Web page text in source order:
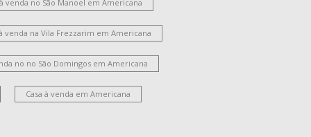
Santa Catarina
Jardim Ipiranga
Santana
Cariobinha
Residencial Jardim Esperança
Santa Maria
Jardim Bertoni
Clube de Campinas
Jardim Brasília
Campo Verde
Jardim Paulistano
à venda no São Manoel em Americana
à venda na Vila Frezzarim em Americana
no no São Domingos em Americana
Casa à venda em Americana